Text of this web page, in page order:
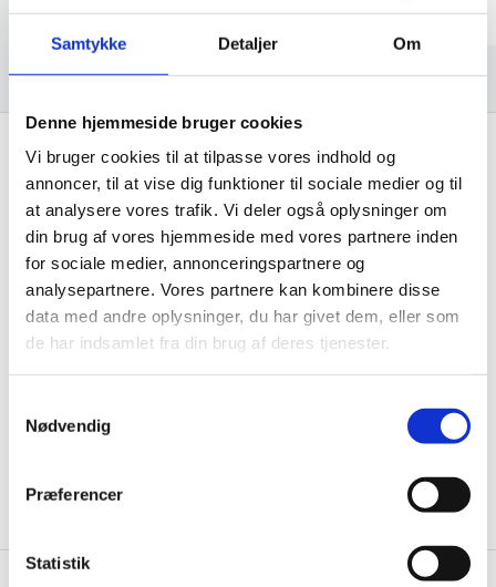
Samtykke Detaljer Om
Denne hjemmeside bruger cookies
Vi bruger cookies til at tilpasse vores indhold og
annoncer, til at vise dig funktioner til sociale medier og til
at analysere vores trafik. Vi deler også oplysninger om
din brug af vores hjemmeside med vores partnere inden
for sociale medier, annonceringspartnere og
analysepartnere. Vores partnere kan kombinere disse
data med andre oplysninger, du har givet dem, eller som
de har indsamlet fra din brug af deres tjenester.
Nødvendig
Præferencer
Statistik
Få de bedste tilbud først!
Husk at tilmelde dig vores nyhedsbrev og vær først
til de bedste tilbud. Og bare rolig, vi spammer dig
ikke, men sender kun relevante tilbud og
informationer til dig.